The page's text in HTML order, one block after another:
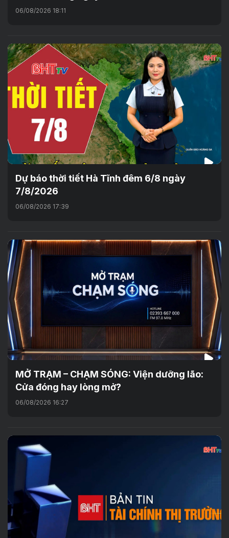
06/08/2026 18:11
Dự báo thời tiết Hà Tĩnh đêm 6/8 ngày
7/8/2026
06/08/2026 17:39
MỞ TRẠM – CHẠM SÓNG: Viện dưỡng lão:
Cửa đóng hay lòng mở?
06/08/2026 16:27